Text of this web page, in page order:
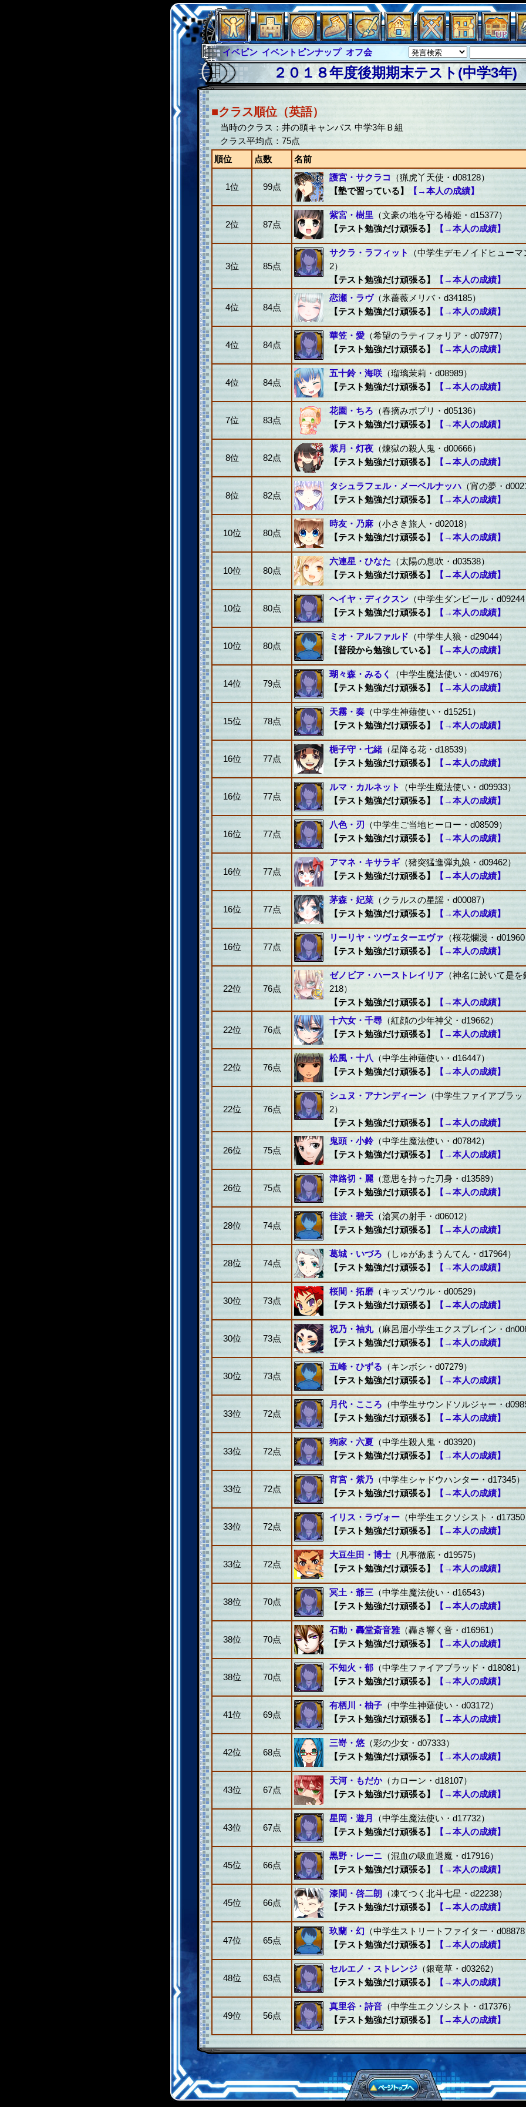
イベントピンナップ オフ会 グラシャ
グラシャ・ラボラス
グローバルジャスティス
サイキックハーツ サイキックハーツ大戦
シュラウド ソロモン ファイナル
アブソーバー
イベピン
２０１８年度後期期末テスト(中学3年)
■クラス順位（英語）
当時のクラス：井の頭キャンパス 中学3年Ｂ組
クラス平均点：75点
順位
点数 名前
1位 99点
護宮・サクラコ
（猟虎丫天使・d08128）
【塾で習っている】
【→本人の成績】
2位 87点
紫宮・樹里 （文豪の地を守る椿姫・d15377）
【テスト勉強だけ頑張る】
【→本人の成績】
3位 85点
サクラ・ラフィット
（中学生デモノイドヒュー
2）
【テスト勉強だけ頑張る】
【→本人の成績】
4位 84点
恋瀬・ラヴ（氷薔薇メリバ・d34185）
【テスト勉強だけ頑張る】 【→本人の成績】
4位 84点
華笠・愛 （希望のラティフォリア・d07977）
【テスト勉強だけ頑張る】
【→本人の成績】
4位 84点
五十鈴・海咲 （瑠璃茉莉・d08989）
【テスト勉強だけ頑張る】
【→本人の成績】
7位 83点
花園・ちろ （春摘みポプリ・d05136）
【テスト勉強だけ頑張る】 【→本人の成績】
8位 82点
紫月・灯夜 （煉獄の殺人鬼・d00666）
【テスト勉強だけ頑張る】
【→本人の成績】
8位 82点
タシュラフェル・メーベルナッハ（宵の夢・
【テスト勉強だけ頑張る】
【→本人の成績】
10位 80点
時友・乃麻（小さき旅人・d02018）
【テスト勉強だけ頑張る】 【→本人の成績】
10位 80点
六連星・ひなた （太陽の息吹・d03538）
【テスト勉強だけ頑張る】
【→本人の成績】
10位 80点
ヘイヤ・ディクスン （中学生ダンピール・
【テスト勉強だけ頑張る】
【→本人の成績】
10位 80点
ミオ・アルファルド （中学生人狼・d29044）
【普段から勉強している】 【→本人の成績】
14位 79点
瑚々森・みるく
（中学生魔法使い・d04976）
【テスト勉強だけ頑張る】
【→本人の成績】
15位 78点
天霧・奏 （中学生神薙使い・d15251）
【テスト勉強だけ頑張る】
【→本人の成績】
16位 77点
梔子守・七緒（星降る花・d18539）
【テスト勉強だけ頑張る】 【→本人の成績】
16位 77点
ルマ・カルネット
（中学生魔法使い・d09933）
【テスト勉強だけ頑張る】
【→本人の成績】
16位 77点
八色・刃
（中学生ご当地ヒーロー・d08509）
【テスト勉強だけ頑張る】
【→本人の成績】
16位 77点
アマネ・キサラギ（猪突猛進弾丸娘・d09462）
【テスト勉強だけ頑張る】 【→本人の成績】
16位 77点
茅森・妃菜 （クラルスの星謡・d00087）
【テスト勉強だけ頑張る】
【→本人の成績】
16位 77点
リーリヤ・ツヴェターエヴァ （桜花爛漫・
【テスト勉強だけ頑張る】
【→本人の成績】
22位 76点
ゼノビア・ハーストレイリア （神名に於いて是
218）
【テスト勉強だけ頑張る】
【→本人の成績】
22位 76点
十六女・千尋 （紅顔の少年神父・d19662）
【テスト勉強だけ頑張る】
【→本人の成績】
22位 76点
松風・十八
（中学生神薙使い・d16447）
【テスト勉強だけ頑張る】
【→本人の成績】
22位 76点
シュヌ・アナンディーン （中学生ファイアブラ
2）
【テスト勉強だけ頑張る】
【→本人の成績】
26位 75点
鬼頭・小鈴（中学生魔法使い・d07842）
【テスト勉強だけ頑張る】
【→本人の成績】
26位 75点
津路切・麗 （意思を持った刀身・d13589）
【テスト勉強だけ頑張る】
【→本人の成績】
28位 74点
佳波・碧天 （滄冥の射手・d06012）
【テスト勉強だけ頑張る】
【→本人の成績】
28位 74点
葛城・いづろ （しゅがあまうんてん・d17964）
【テスト勉強だけ頑張る】
【→本人の成績】
30位 73点
桜間・拓磨 （キッズソウル・d00529）
【テスト勉強だけ頑張る】
【→本人の成績】
30位 73点
祝乃・袖丸（麻呂眉小学生エクスブレイン・
【テスト勉強だけ頑張る】
【→本人の成績】
30位 73点
五峰・ひずる （キンボシ・d07279）
【テスト勉強だけ頑張る】
【→本人の成績】
33位 72点
月代・こころ （中学生サウンドソルジャー・
【テスト勉強だけ頑張る】
【→本人の成績】
33位 72点
狗家・六夏 （中学生殺人鬼・d03920）
【テスト勉強だけ頑張る】
【→本人の成績】
33位 72点
宵宮・紫乃 （中学生シャドウハンター・d17345）
【テスト勉強だけ頑張る】
【→本人の成績】
33位 72点
イリス・ラヴォー （中学生エクソシスト・
【テスト勉強だけ頑張る】
【→本人の成績】
33位 72点
大豆生田・博士 （凡事徹底・d19575）
【テスト勉強だけ頑張る】
【→本人の成績】
38位 70点
冥土・爺三 （中学生魔法使い・d16543）
【テスト勉強だけ頑張る】
【→本人の成績】
38位 70点
石動・轟堂斎音雅（轟き響く音・d16961）
【テスト勉強だけ頑張る】
【→本人の成績】
38位 70点
不知火・郁 （中学生ファイアブラッド・d18081）
【テスト勉強だけ頑張る】
【→本人の成績】
41位 69点
有栖川・柚子 （中学生神薙使い・d03172）
【テスト勉強だけ頑張る】
【→本人の成績】
42位 68点
三嵜・悠 （彩の少女・d07333）
【テスト勉強だけ頑張る】
【→本人の成績】
43位 67点
天河・もだか（カローン・d18107）
【テスト勉強だけ頑張る】
【→本人の成績】
43位 67点
星岡・遊月
（中学生魔法使い・d17732）
【テスト勉強だけ頑張る】
【→本人の成績】
45位 66点
黒野・レーニ （混血の吸血退魔・d17916）
【テスト勉強だけ頑張る】
【→本人の成績】
45位 66点
漆間・啓二朗 （凍てつく北斗七星・d22238）
【テスト勉強だけ頑張る】
【→本人の成績】
47位 65点
玖蘭・幻 （中学生ストリートファイター・
【テスト勉強だけ頑張る】
【→本人の成績】
48位 63点
セルエノ・ストレンジ （銀竜草・d03262）
【テスト勉強だけ頑張る】
【→本人の成績】
49位 56点
真里谷・詩音 （中学生エクソシスト・d17376）
【テスト勉強だけ頑張る】
【→本人の成績】